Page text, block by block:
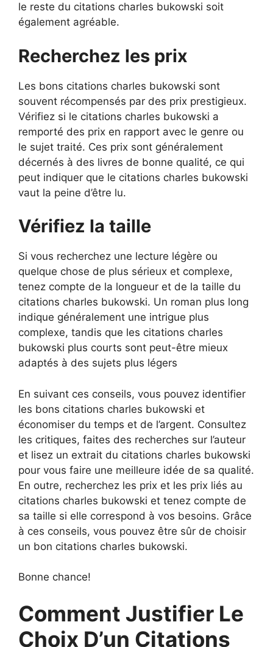
le reste du citations charles bukowski soit
également agréable.
Recherchez les prix
Les bons citations charles bukowski sont
souvent récompensés par des prix prestigieux.
Vérifiez si le citations charles bukowski a
remporté des prix en rapport avec le genre ou
le sujet traité. Ces prix sont généralement
décernés à des livres de bonne qualité, ce qui
peut indiquer que le citations charles bukowski
vaut la peine d’être lu.
Vérifiez la taille
Si vous recherchez une lecture légère ou
quelque chose de plus sérieux et complexe,
tenez compte de la longueur et de la taille du
citations charles bukowski. Un roman plus long
indique généralement une intrigue plus
complexe, tandis que les citations charles
bukowski plus courts sont peut-être mieux
adaptés à des sujets plus légers
En suivant ces conseils, vous pouvez identifier
les bons citations charles bukowski et
économiser du temps et de l’argent. Consultez
les critiques, faites des recherches sur l’auteur
et lisez un extrait du citations charles bukowski
pour vous faire une meilleure idée de sa qualité.
En outre, recherchez les prix et les prix liés au
citations charles bukowski et tenez compte de
sa taille si elle correspond à vos besoins. Grâce
à ces conseils, vous pouvez être sûr de choisir
un bon citations charles bukowski.
Bonne chance!
Comment Justifier Le
Choix D’un Citations